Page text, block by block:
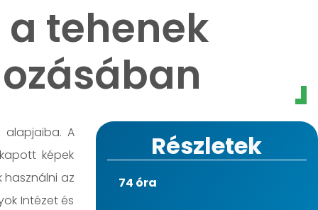
tehenek
alapjaiba. A
képek
használni az
Intézet és
Részletek
74 óra